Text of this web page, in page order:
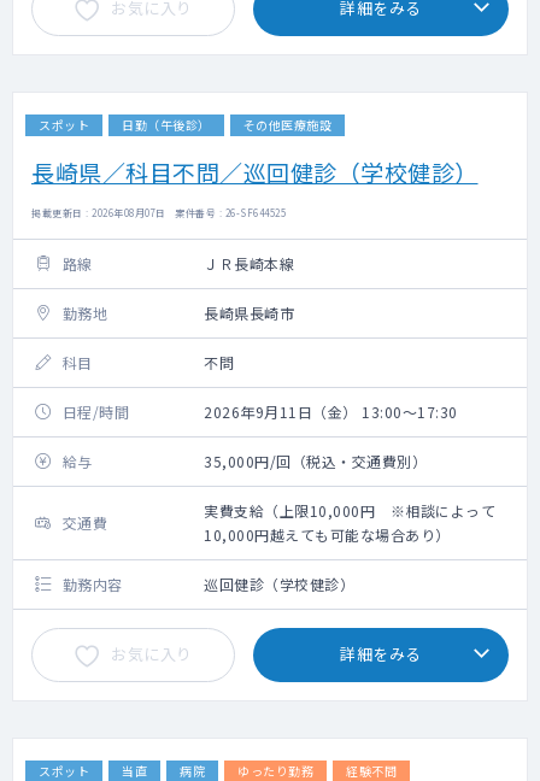
お気に入り 詳細をみる
スポット 日勤（午後診） その他医療施設
長崎県／科目不問／巡回健診（学校健診）
掲載更新日 : 2026年08月07日 案件番号 : 26-SF644525
路線 ＪＲ長崎本線
勤務地 長崎県長崎市
科目 不問
日程/時間 2026年9月11日（金） 13:00～17:30
給与 35,000円/回（税込・交通費別）
交通費
実費支給（上限10,000円 ※相談によって
10,000円越えても可能な場合あり）
勤務内容 巡回健診（学校健診）
お気に入り 詳細をみる
スポット 当直 病院 ゆったり勤務
経験不問